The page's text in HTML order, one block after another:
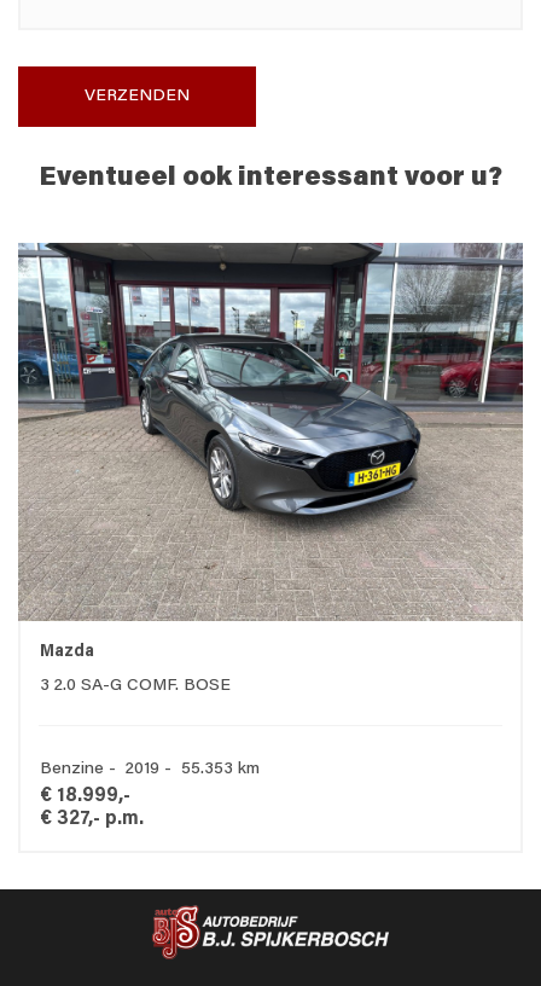
VERZENDEN
Eventueel ook interessant voor u?
Mazda
3 2.0 SA-G COMF. BOSE
Benzine - 2019 - 55.353 km
€ 18.999,-
€ 327,- p.m.